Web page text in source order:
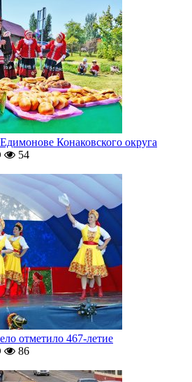
Конаковского округа
54
отметило 467-летие
86